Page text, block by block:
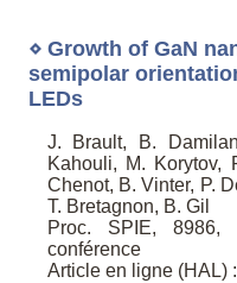
⋄ Growth of GaN
semipolar
LEDs
J. Brault, B.
Kahouli, M. Korytov,
Chenot, B. Vinter, P.
T. Bretagnon, B. Gil
Proc. SPIE,
conférence
Article en ligne (HAL) :